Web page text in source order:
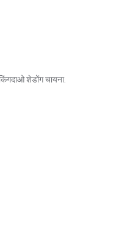
शेडोंग चायना.